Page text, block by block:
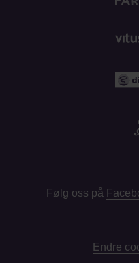
Følg oss på
Endre